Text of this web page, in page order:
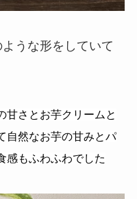
うな形をしていて
甘さとお芋クリームと
自然なお芋の甘みとパ
感もふわふわでした